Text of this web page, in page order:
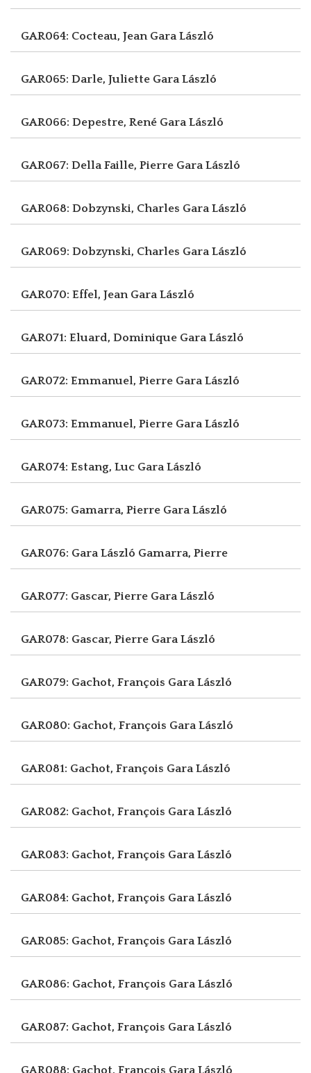
GAR064: Cocteau, Jean Gara László
GAR065: Darle, Juliette Gara László
GAR066: Depestre, René Gara László
GAR067: Della Faille, Pierre Gara László
GAR068: Dobzynski, Charles Gara László
GAR069: Dobzynski, Charles Gara László
GAR070: Effel, Jean Gara László
GAR071: Eluard, Dominique Gara László
GAR072: Emmanuel, Pierre Gara László
GAR073: Emmanuel, Pierre Gara László
GAR074: Estang, Luc Gara László
GAR075: Gamarra, Pierre Gara László
GAR076: Gara László Gamarra, Pierre
GAR077: Gascar, Pierre Gara László
GAR078: Gascar, Pierre Gara László
GAR079: Gachot, François Gara László
GAR080: Gachot, François Gara László
GAR081: Gachot, François Gara László
GAR082: Gachot, François Gara László
GAR083: Gachot, François Gara László
GAR084: Gachot, François Gara László
GAR085: Gachot, François Gara László
GAR086: Gachot, François Gara László
GAR087: Gachot, François Gara László
GAR088: Gachot, François Gara László